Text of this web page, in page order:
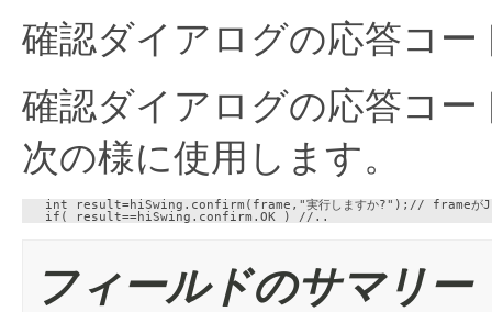
確認ダイアログの応答コー
確認ダイアログの応答コー
次の様に使用します。
int result=hiSwing.confirm(frame,"実行しますか?");// frameが
フィールドのサマリー